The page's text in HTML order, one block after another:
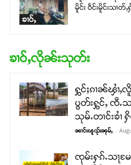
ၶၢဝ်ႇ
မိူင်း ဝဵင်းမိူင်းသၢတ်
ၶၢဝ်ႇလိုၼ်းသုတ်း
ႁွင်ႈၵၢၼ်ၾၢႆႇ
ပွတ်းႁွင်ႇ ၸီႉသ
သုမ်ႉတၢင်းၶၢႆ ႁိ
ၼၢင်းၽူၺ်းၼုမ်ႇ -
ၸုမ်းႁၵ်ႉသႃမ